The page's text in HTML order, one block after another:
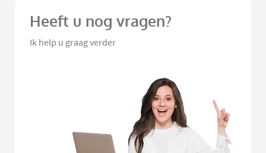
Heeft u nog vragen?
Ik help u graag verder